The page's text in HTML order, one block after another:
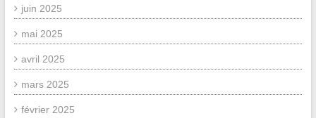
juin 2025
mai 2025
avril 2025
mars 2025
février 2025